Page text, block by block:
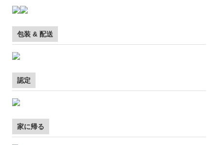
包装 & 配送
認定
家に帰る